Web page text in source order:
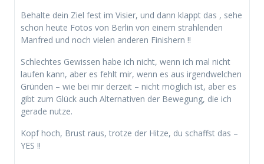
Behalte dein Ziel fest im Visier, und dann klappt das , sehe
schon heute Fotos von Berlin von einem strahlenden
Manfred und noch vielen anderen Finishern !!
Schlechtes Gewissen habe ich nicht, wenn ich mal nicht
laufen kann, aber es fehlt mir, wenn es aus irgendwelchen
Gründen – wie bei mir derzeit – nicht möglich ist, aber es
gibt zum Glück auch Alternativen der Bewegung, die ich
gerade nutze.
Kopf hoch, Brust raus, trotze der Hitze, du schaffst das –
YES !!